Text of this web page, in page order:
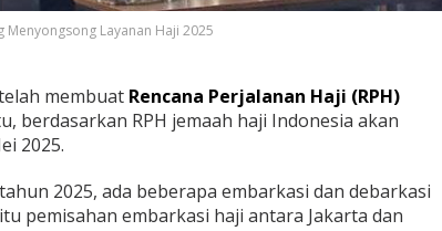
Menyongsong Layanan Haji 2025
membuat Rencana Perjalanan Haji (RPH)
berdasarkan RPH jemaah haji Indonesia akan
2025.
2025, ada beberapa embarkasi dan debarkasi
pemisahan embarkasi haji antara Jakarta dan